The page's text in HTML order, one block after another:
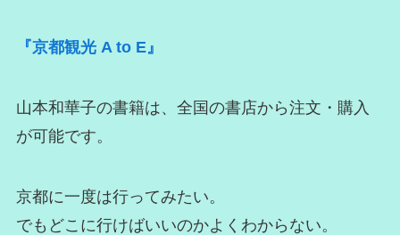
『京都観光 A to E』
山本和華子の書籍は、全国の書店から注文・購入
が可能です。
京都に一度は行ってみたい。
でもどこに行けばいいのかよくわからない。